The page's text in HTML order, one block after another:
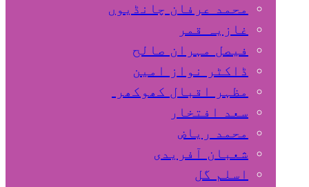
محمد عرفان چانڈیوں
غازیہ قمر
فیصل مہران صالح
ڈاکٹر نواز امین
مظہر اقبال کھوکھر
سعد افتخار
محمد ریاض
شعبان آفریدی
اسلم گل